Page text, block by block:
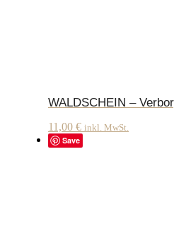
WALDSCHEIN –
11,00 € inkl. MwSt.
Save